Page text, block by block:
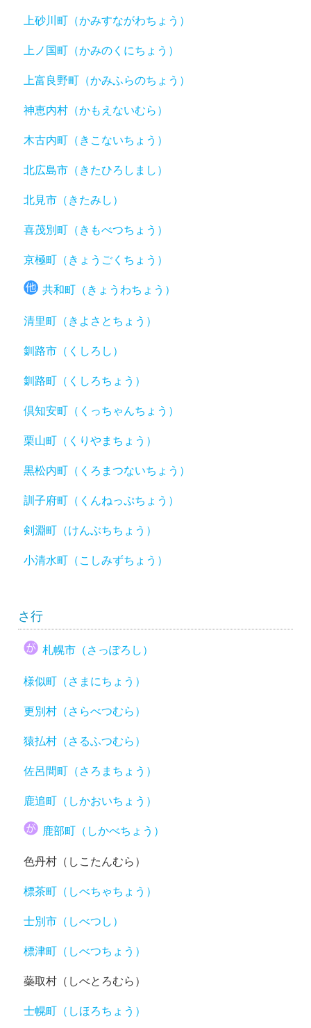
上砂川町（かみすながわちょう）
上ノ国町（かみのくにちょう）
上富良野町（かみふらのちょう）
神恵内村（かもえないむら）
木古内町（きこないちょう）
北広島市（きたひろしまし）
北見市（きたみし）
喜茂別町（きもべつちょう）
京極町（きょうごくちょう）
共和町（きょうわちょう）
清里町（きよさとちょう）
釧路市（くしろし）
釧路町（くしろちょう）
倶知安町（くっちゃんちょう）
栗山町（くりやまちょう）
黒松内町（くろまつないちょう）
訓子府町（くんねっぷちょう）
剣淵町（けんぶちちょう）
小清水町（こしみずちょう）
さ行
札幌市（さっぽろし）
様似町（さまにちょう）
更別村（さらべつむら）
猿払村（さるふつむら）
佐呂間町（さろまちょう）
鹿追町（しかおいちょう）
鹿部町（しかべちょう）
色丹村（しこたんむら）
標茶町（しべちゃちょう）
士別市（しべつし）
標津町（しべつちょう）
蘂取村（しべとろむら）
士幌町（しほろちょう）